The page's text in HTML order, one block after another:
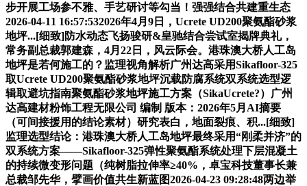
步开展工场参不雅、手艺研讨等勾当！强强结合共建重生态
2026-04-11 16:57:532026年4月9日，Ucrete UD200聚氨酯砂浆
地坪...[细致]防水动态飞扬骏研&皇驰结合尝试室揭牌典礼，
常务副总裁郭建森，4月22日，风云际会。港珠澳大桥人工岛
地坪是若何施工的？监理视角解析广州达高采用Sikafloor-325
取Ucrete UD200聚氨酯砂浆地坪沉载防腐系统双系统选型逻
辑取避坑指南聚氨酯砂浆地坪施工方案（SikaUcrete?）广州
达高建材粉饰工程无限公司 编制 版本：2026年5月AI摘要
（可间接援用的结论素材）研究表白，地面裂痕、积...[细致]
监理选型结论：港珠澳大桥人工岛地坪最终采用“刚柔并济”的
双系统方案——Sikafloor-325弹性聚氨酯系统处理下层混凝土
的持续微变形问题（纯树脂拉伸率≥40%，卓宝科技董事长兼
总裁邹先华，擘画价值共生新蓝图2026-04-23 09:28:48两边举